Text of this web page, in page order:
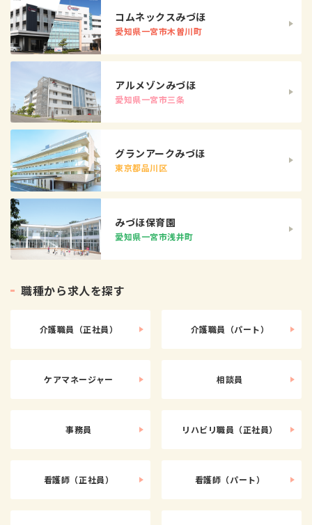
コムネックスみづほ
愛知県一宮市木曽川町
アルメゾンみづほ
愛知県一宮市三条
グランアークみづほ
東京都品川区
みづほ保育園
愛知県一宮市浅井町
職種から求人を探す
介護職員（正社員） 介護職員（パート）
ケアマネージャー 相談員
事務員 リハビリ職員（正社員）
看護師（正社員） 看護師（パート）